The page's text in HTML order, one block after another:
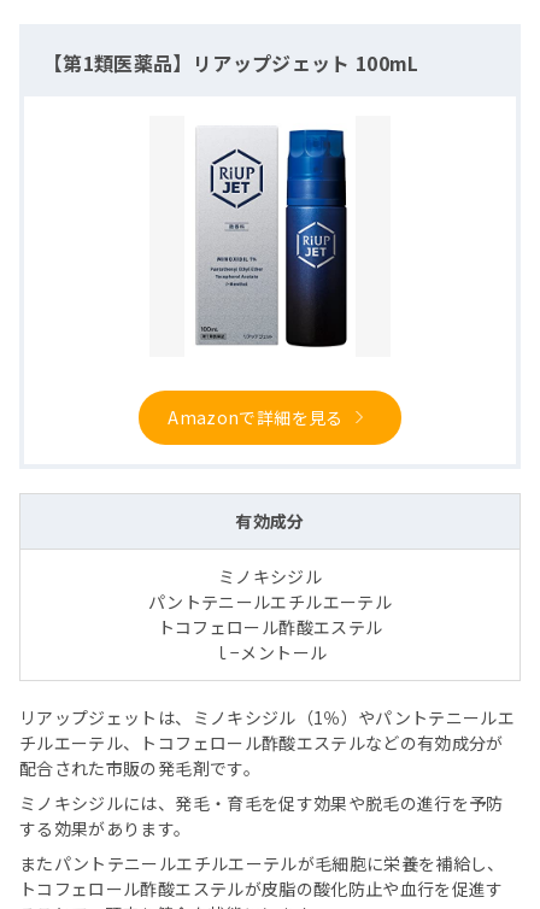
【第1類医薬品】リアップジェット 100mL
Amazonで詳細を見る
有効成分
ミノキシジル
パントテニールエチルエーテル
トコフェロール酢酸エステル
ｌ−メントール
リアップジェットは、ミノキシジル（1％）やパントテニールエ
チルエーテル、トコフェロール酢酸エステルなどの有効成分が
配合された市販の発毛剤です。
ミノキシジルには、発毛・育毛を促す効果や脱毛の進行を予防
する効果があります。
またパントテニールエチルエーテルが毛細胞に栄養を補給し、
トコフェロール酢酸エステルが皮脂の酸化防止や血行を促進す